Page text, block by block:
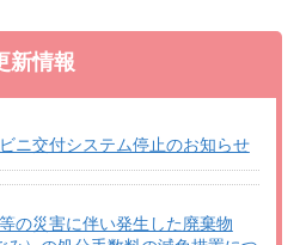
新情報
ニ交付システム停止のお知らせ
の災害に伴い発生した廃棄物